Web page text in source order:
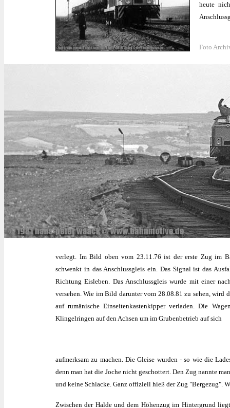
heute
Foto
verlegt. Im Bild oben vom 23.11.76 ist der erste Zug im
schwenkt in das Anschlussgleis ein. Das Signal ist das
Richtung Eisleben. Das Anschlussgleis wurde mit einer
versehen. Wie im Bild darunter vom 28.08.81 zu sehen, wird
auf rumänische Einseitenkastenkipper verladen. Die
Klingelringen auf den Achsen um im Grubenbetrieb auf sich
aufmerksam zu machen. Die Gleise wurden - so wie die
denn man hat die Joche nicht geschottert. Den Zug nannte
und keine Schlacke. Ganz offiziell hieß der Zug "Bergezug".
Zwischen der Halde und dem Höhenzug im Hintergrund